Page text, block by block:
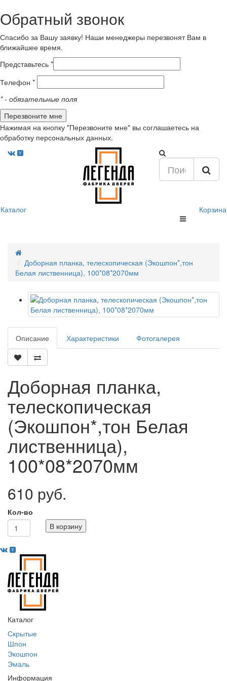
Обратный звонок
Спасибо за Вашу заявку! Наши менеджеры перезвонят Вам в
ближайшее время.
Представьтесь *
Телефон *
*- обязательные поля
Нажимая на кнопку "Перезвоните мне" вы соглашаетесь на
обработку персональных данных.
Каталог Корзина
Доборная планка, телескопическая (Экошпон*,тон
Белая лиственница), 100*08*2070мм
Описание Характеристики Фотогалерея
Доборная планка,
телескопическая
(Экошпон*,тон Белая
лиственница),
100*08*2070мм
610 руб.
Кол-во
В корзину
Каталог
Скрытые
Шпон
Экошпон
Эмаль
Информация